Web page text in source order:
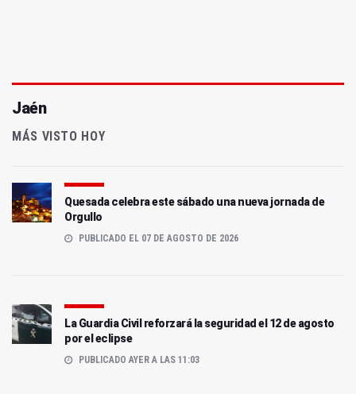
Jaén
MÁS VISTO HOY
Quesada celebra este sábado una nueva jornada de
Orgullo
PUBLICADO EL 07 DE AGOSTO DE 2026
La Guardia Civil reforzará la seguridad el 12 de agosto
por el eclipse
PUBLICADO AYER A LAS 11:03